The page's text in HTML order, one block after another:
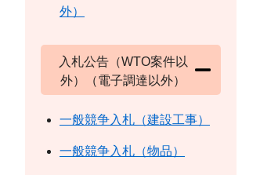
外）
入札公告（WTO案件以
外）（電子調達以外）
一般競争入札（建設工事）
一般競争入札（物品）